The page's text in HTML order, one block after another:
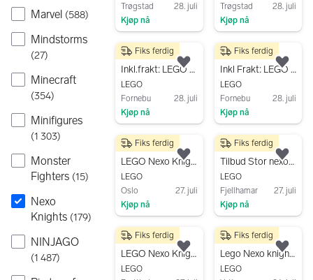
Marvel (588)
Mindstorms
(27)
Minecraft
(354)
Minifigures
(1 303)
Monster
Fighters (15)
Nexo
Knights (179)
NINJAGO
(1 487)
Trøgstad
28. juli
Kjøp nå
Trøgstad
28. juli
Kjøp nå
540 kr
Inkl.frakt: LEGO Nexo Knights 70317
LEGO
Fornebu
28. juli
Kjøp nå
Fiks ferdig
Legg til som favoritt.
640 kr
Inkl Frakt: LEGO nr 70323: Nexo Knights vulkanfestning
LEGO
Fornebu
28. juli
Kjøp nå
Fiks ferdig
450 kr
LEGO Nexo Knights 70354 Axl’s Rumble Maker byggesett
LEGO
Oslo
27. juli
Kjøp nå
Fiks ferdig
Legg til som favoritt.
1 200 kr
Tilbud Stor nexo-serie - 5 sett: (70348, 70349,70350,70351,70352)
LEGO
Fjellhamar
27. juli
Kjøp nå
Fiks ferdig
500 kr
LEGO Nexo Knights lot
LEGO
Fiks ferdig
Legg til som favoritt.
250 kr
Lego Nexo knights fly - kanoner, ridder og ond robot
LEGO
Fiks ferdig